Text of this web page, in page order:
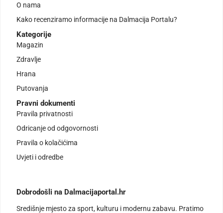
O nama
Kako recenziramo informacije na Dalmacija Portalu?
Kategorije
Magazin
Zdravlje
Hrana
Putovanja
Pravni dokumenti
Pravila privatnosti
Odricanje od odgovornosti
Pravila o kolačićima
Uvjeti i odredbe
Dobrodošli na Dalmacijaportal.hr
Središnje mjesto za sport, kulturu i modernu zabavu. Pratimo